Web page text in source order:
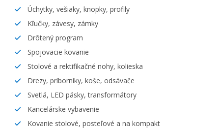
Úchytky, vešiaky, knopky, profily
Kľučky, závesy, zámky
Drôtený program
Spojovacie kovanie
Stolové a rektifikačné nohy, kolieska
Drezy, príborníky, koše, odsávače
Svetlá, LED pásky, transformátory
Kancelárske vybavenie
Kovanie stolové, posteľové a na kompakt